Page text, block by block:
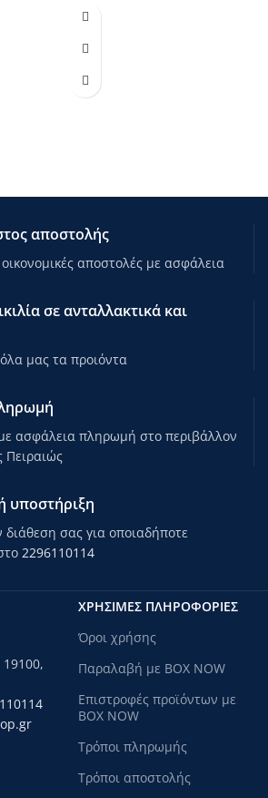
34)
Υλικό: Πλέγμα - EVA - Συνθετικό
Τροχοι: PU72 mm / 82A (L 39-42)
Δέστρες:
αποστολής
αποστολές με ασφάλεια
σε ανταλλακτικά και
μας τα προιόντα
ασφάλεια πληρωμή στο περιβάλλον
Πειραιώς
υποστήριξη
διάθεση σας για οποιαδήποτε
2296110114
19100,
ΧΡΗΣΙΜΕΣ ΠΛΗΡΟΦΟΡΙΕΣ
Όροι χρήσης
Παραλαβή με BOX NOW
Επιστροφές προϊόντων με
BOX NOW
Τρόποι πληρωμής
Τρόποι αποστολής